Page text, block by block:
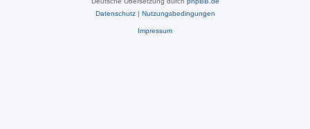
Datenschutz| Nutzungsbedingungen
Impressum